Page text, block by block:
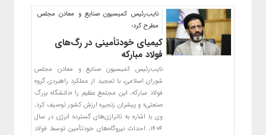
نایب‌رئیس کمیسیون صنایع و معادن مجلس
مطرح کرد؛
کیمیای خودتأمینی در رگ‌های
فولاد مبارکه
نایب‌رئیس کمیسیون صنایع و معادن مجلس
شورای اسلامی، با تمجید از عملکرد راهبردی گروه
فولاد مبارکه، این مجتمع عظیم را «دانشگاه بزرگ
صنعتی» و پیشران زنجیره ارزش کشور توصیف کرد.
وی با اشاره به ناترازی‌های گسترده انرژی در سال
۱۴۰۴، احداث نیروگاه‌های خودتأمین توسط فولاد